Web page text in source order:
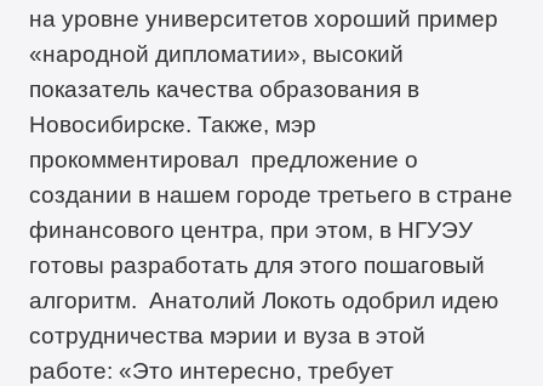
на уровне университетов хороший пример
«народной дипломатии», высокий
показатель качества образования в
Новосибирске. Также, мэр
прокомментировал предложение о
создании в нашем городе третьего в стране
финансового центра, при этом, в НГУЭУ
готовы разработать для этого пошаговый
алгоритм. Анатолий Локоть одобрил идею
сотрудничества мэрии и вуза в этой
работе: «Это интересно, требует